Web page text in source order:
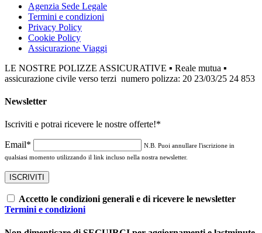
Agenzia Sede Legale
Termini e condizioni
Privacy Policy
Cookie Policy
Assicurazione Viaggi
LE NOSTRE POLIZZE ASSICURATIVE ▪ Reale mutua ▪
assicurazione civile verso terzi numero polizza: 20 23/03/25 24 853
Newsletter
Iscriviti e potrai ricevere le nostre offerte!*
Email*
N.B. Puoi annullare l'iscrizione in
qualsiasi momento utilizzando il link incluso nella nostra newsletter.
Accetto le condizioni generali e di ricevere le newsletter
Termini e condizioni